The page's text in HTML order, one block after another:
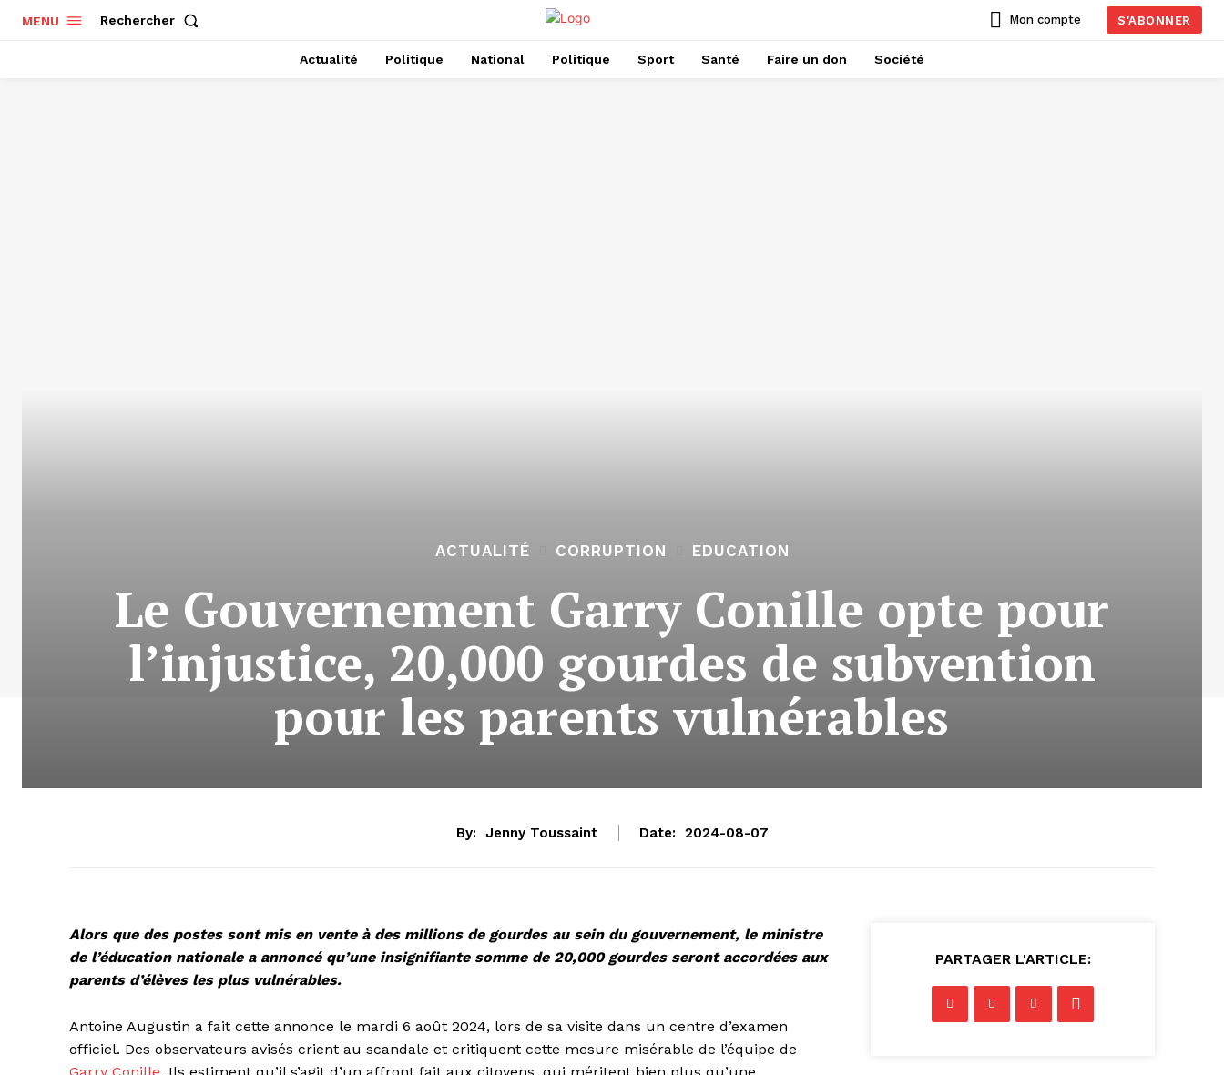
MENU Rechercher Mon compte S'ABONNER
Actualité Politique National Politique Sport Santé Faire un don Société
ACTUALITÉ CORRUPTION EDUCATION
Le Gouvernement Garry Conille opte pour
l’injustice, 20,000 gourdes de subvention
pour les parents vulnérables
By: Jenny Toussaint Date: 2024-08-07
Alors que des postes sont mis en vente à des millions de gourdes au sein du gouvernement, le ministre
de l’éducation nationale a annoncé qu’une insignifiante somme de 20,000 gourdes seront accordées aux
parents d’élèves les plus vulnérables.
Antoine Augustin a fait cette annonce le mardi 6 août 2024, lors de sa visite dans un centre d’examen
officiel. Des observateurs avisés crient au scandale et critiquent cette mesure misérable de l’équipe de
PARTAGER L'ARTICLE: